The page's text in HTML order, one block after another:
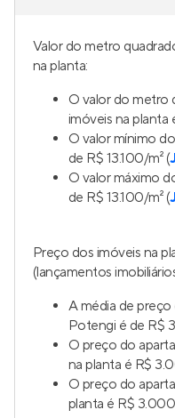
Valor do metro
na planta:
O valor do metro
imóveis na planta
O valor mínimo
de R$ 13.100/m² (
O valor máximo
de R$ 13.100/m² (
Preço dos imóveis na
(lançamentos
A média de
Potengi é de R$
O preço do
na planta é R$
O preço do
planta é R$